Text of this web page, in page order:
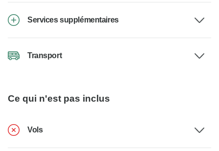
Services supplémentaires
Transport
Ce qui n'est pas inclus
Vols